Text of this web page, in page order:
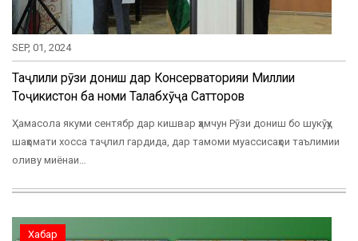
SEP, 01, 2024
Таҷлили рӯзи дониш дар Консерваторияи Миллии
Тоҷикистон ба номи Талабхӯҷа Сатторов
Ҳамасола якуми сентябр дар кишвар ҳамчун Рӯзи дониш бо шукӯҳу
шаҳомати хосса таҷлил гардида, дар тамоми муассисаҳои таълимии
оливу миёнаи…
Хабар